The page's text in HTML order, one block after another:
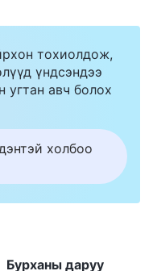
тохиолдож,
үндсэндээ
угтан авч болох
холбоо
Бурханы даруу